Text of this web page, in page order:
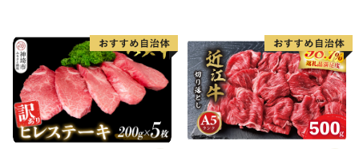
気】(H083106)